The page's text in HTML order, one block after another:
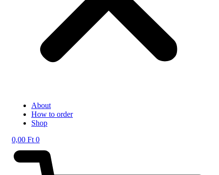
About
How to order
Shop
0,00 Ft 0